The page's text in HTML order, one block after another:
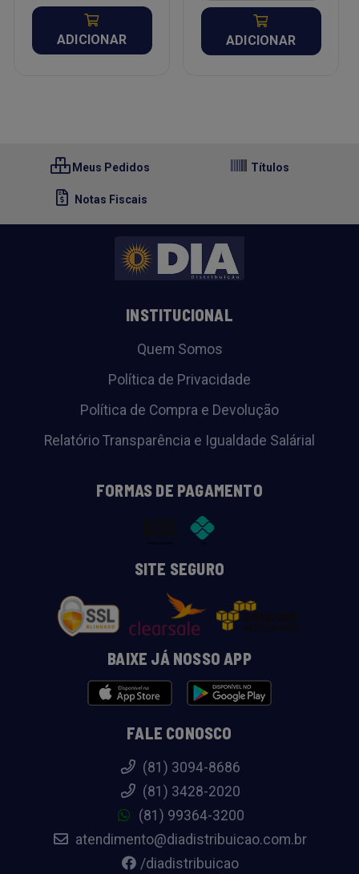
ADICIONAR ADICIONAR
Meus Pedidos Títulos
Notas Fiscais
INSTITUCIONAL
Quem Somos
Política de Privacidade
Política de Compra e Devolução
Relatório Transparência e Igualdade Salárial
FORMAS DE PAGAMENTO
SITE SEGURO
BAIXE JÁ NOSSO APP
FALE CONOSCO
(81) 3094-8686
(81) 3428-2020
(81) 99364-3200
atendimento@diadistribuicao.com.br
/diadistribuicao